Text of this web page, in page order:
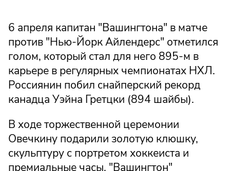
6 апреля капитан "Вашингтона" в матче
против "Нью-Йорк Айлендерс" отметился
голом, который стал для него 895-м в
карьере в регулярных чемпионатах НХЛ.
Россиянин побил снайперский рекорд
канадца Уэйна Гретцки (894 шайбы).
В ходе торжественной церемонии
Овечкину подарили золотую клюшку,
скульптуру с портретом хоккеиста и
премиальные часы. "Вашингтон"